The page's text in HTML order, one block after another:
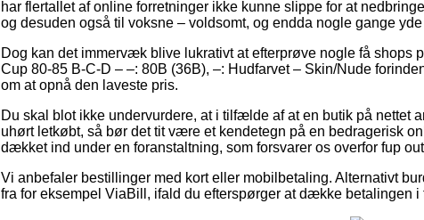
har flertallet af online forretninger ikke kunne slippe for at
og desuden også til voksne – voldsomt, og endda nogle gange yde
Dog kan det immervæk blive lukrativt at efterprøve nogle få shops
Cup 80-85 B-C-D – –: 80B (36B), –: Hudfarvet – Skin/Nude
om at opnå den laveste pris.
Du skal blot ikke undervurdere, at i tilfælde af at en butik på nettet
uhørt letkøbt, så bør det tit være et kendetegn på en bedragerisk
dækket ind under en foranstaltning, som forsvarer os overfor fup
Vi anbefaler bestillinger med kort eller mobilbetaling. Alternativt
fra for eksempel ViaBill, ifald du efterspørger at dække betalingen i